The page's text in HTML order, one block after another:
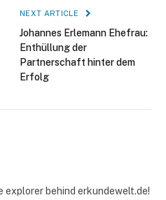
NEXT ARTICLE
Johannes Erlemann Ehefrau:
Enthüllung der
Partnerschaft hinter dem
Erfolg
explorer behind erkundewelt.de!